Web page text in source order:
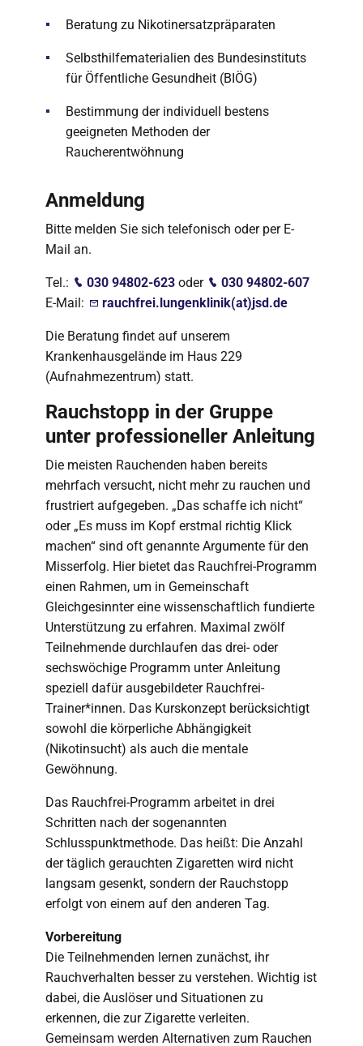
Beratung zu Nikotinersatzpräparaten
Selbsthilfematerialien des Bundesinstituts
für Öffentliche Gesundheit (BIÖG)
Bestimmung der individuell bestens
geeigneten Methoden der
Raucherentwöhnung
Anmeldung
Bitte melden Sie sich telefonisch oder per E-
Mail an.
Tel.: 030 94802-623 oder
030 94802-607
E-Mail:
rauchfrei.lungenklinik(at)jsd.de
Die Beratung findet auf unserem
Krankenhausgelände im Haus 229
(Aufnahmezentrum) statt.
Rauchstopp in der Gruppe
unter professioneller Anleitung
Die meisten Rauchenden haben bereits
mehrfach versucht, nicht mehr zu rauchen und
frustriert aufgegeben. „Das schaffe ich nicht“
oder „Es muss im Kopf erstmal richtig Klick
machen“ sind oft genannte Argumente für den
Misserfolg. Hier bietet das Rauchfrei-Programm
einen Rahmen, um in Gemeinschaft
Gleichgesinnter eine wissenschaftlich fundierte
Unterstützung zu erfahren. Maximal zwölf
Teilnehmende durchlaufen das drei- oder
sechswöchige Programm unter Anleitung
speziell dafür ausgebildeter Rauchfrei-
Trainer*innen. Das Kurskonzept berücksichtigt
sowohl die körperliche Abhängigkeit
(Nikotinsucht) als auch die mentale
Gewöhnung.
Das Rauchfrei-Programm arbeitet in drei
Schritten nach der sogenannten
Schlusspunktmethode. Das heißt: Die Anzahl
der täglich gerauchten Zigaretten wird nicht
langsam gesenkt, sondern der Rauchstopp
erfolgt von einem auf den anderen Tag.
Vorbereitung
Die Teilnehmenden lernen zunächst, ihr
Rauchverhalten besser zu verstehen. Wichtig ist
dabei, die Auslöser und Situationen zu
erkennen, die zur Zigarette verleiten.
Gemeinsam werden Alternativen zum Rauchen